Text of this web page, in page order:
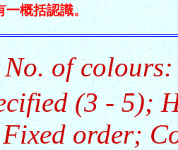
一概括認識。
of
(3 - 5);
order;